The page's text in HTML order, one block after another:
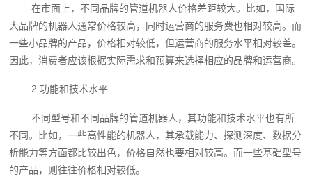
在市面上，不同品牌的管道机器人价格差距较大。比如，国际
大品牌的机器人通常价格较高，同时运营商的服务费也相对较高。而
一些小品牌的产品，价格相对较低，但运营商的服务水平相对较差。
因此，消费者应该根据实际需求和预算来选择相应的品牌和运营商。
2.功能和技术水平
不同型号和不同品牌的管道机器人，其功能和技术水平也有所
不同。比如，一些高性能的机器人，其承载能力、探测深度、数据分
析能力等方面都比较出色，价格自然也要相对较高。而一些基础型号
的产品，则往往价格相对较低。